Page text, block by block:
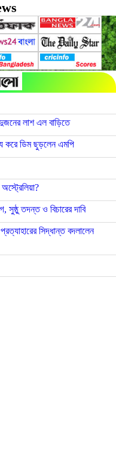
দুজনের লাশ এল বাড়িতে
করে ডিম ছুড়লেন এমপি
সুষ্ঠু তদন্ত ও বিচারের দাবি
সিদ্ধান্ত বদলালেন